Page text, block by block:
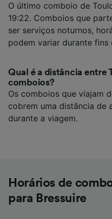
O último comboio de
19:22. Comboios que
ser serviços noturnos,
podem variar durante fins
Qual é a distância entre
comboios?
Os comboios que viajam
cobrem uma distância de
durante a viagem.
Horários de
para Bressuire